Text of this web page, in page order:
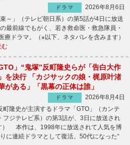
ドラマ
2026年8月6日
～」（テレビ朝日系）の第5話が4日に放送
前線でもがく、若き救命医・救急隊員・
ドラマ。（※以下、ネタバレを含みます）
む
GTO」“鬼塚”反町隆史らが「告白大作
を決行 「カジサックの娘・梶原叶渚
がある」「黒幕の正体は誰」
ドラマ
2026年8月4日
隆史が主演するドラマ「GTO」（カンテ
フジテレビ系）の第3話が、3日に放送され
） 本作は、1998年に放送されて人気を博
に連続ドラマとして復活。50代になった“